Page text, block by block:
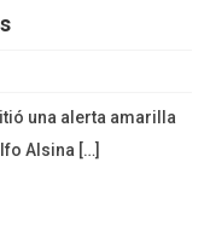
una alerta amarilla
Alsina […]